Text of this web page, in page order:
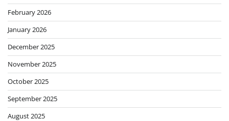
February 2026
January 2026
December 2025
November 2025
October 2025
September 2025
August 2025